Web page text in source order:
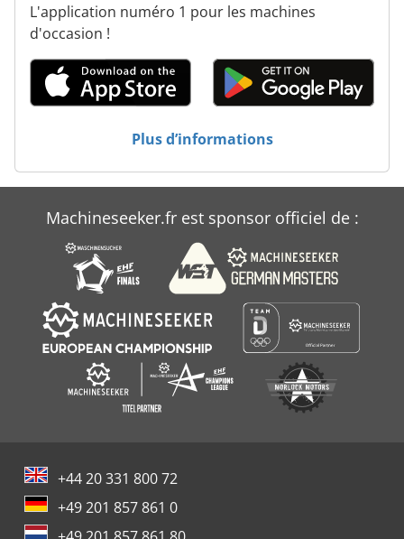
L'application numéro 1 pour les machines
d'occasion !
Plus d’informations
Machineseeker.fr est sponsor officiel de :
+44 20 331 800 72
+49 201 857 861 0